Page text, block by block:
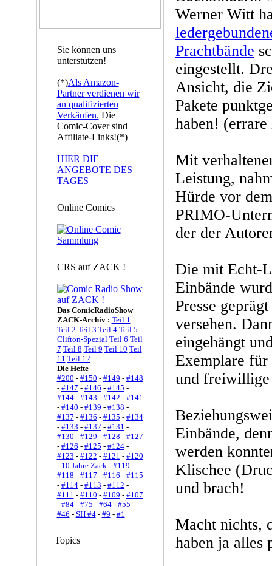
Sie können uns
unterstützen!
(*)Als Amazon-
Partner verdienen wir
an qualifizierten
Verkäufen. Die
Comic-Cover sind
Affiliate-Links!(*)
HIER DIE
ANGEBOTE DES
TAGES
Online Comics
CRS auf ZACK !
Das ComicRadioShow
ZACK-Archiv : Teil 1
Teil 2 Teil 3 Teil 4 Teil 5
Clifton-Spezial Teil 6 Teil
7 Teil 8 Teil 9 Teil 10 Teil
11 Teil 12
Die Hefte
#200 - #150 - #149 - #148
- #147 - #146 - #145 -
#144- #143 - #142 - #141
- #140 - #139 - #138 -
#137 - #136 - #135 - #134
- #133 - #132 - #131 -
#130 - #129 - #128 - #127
- #126 - #125 - #124-
#123 - #122 - #121 - #120
- 10 Jahre Zack- #119 -
#118 - #117 - #116 - #115
- #114- #113 - #112 -
#111 - #110 - #109 - #107
- #84- #75 - #64- #55 -
#46 - SH #4- #9 - #1
Topics
Werner Witt
Prachtbände
eingestellt.
Ansicht, die
Pakete
haben! (errare
Mit
Leistung,
Hürde vor
PRIMO-
der der
Die mit Echt-
Einbände
Presse
versehen.
eingehängt
Exemplare
und
Einbände,
werden
Klischee
und brach!
Macht nichts,
haben ja alles